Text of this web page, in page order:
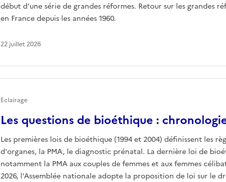
début d'une série de grandes réformes. Retour sur les grandes
en France depuis les années 1960.
22 juillet 2026
Les questions de bioéthique :
Les premières lois de bioéthique (1994 et 2004) définissent les
d'organes, la PMA, le diagnostic prénatal. La dernière loi de
notamment la PMA aux couples de femmes et aux femmes
2026, l'Assemblée nationale adopte la proposition de loi sur le
Eclairage